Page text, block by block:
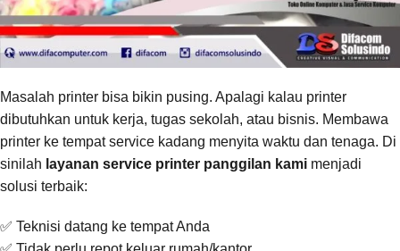
Masalah printer bisa bikin pusing. Apalagi kalau printer
dibutuhkan untuk kerja, tugas sekolah, atau bisnis. Membawa
printer ke tempat service kadang menyita waktu dan tenaga. Di
sinilah layanan service printer panggilan kami menjadi
solusi terbaik:
✅ Teknisi datang ke tempat Anda